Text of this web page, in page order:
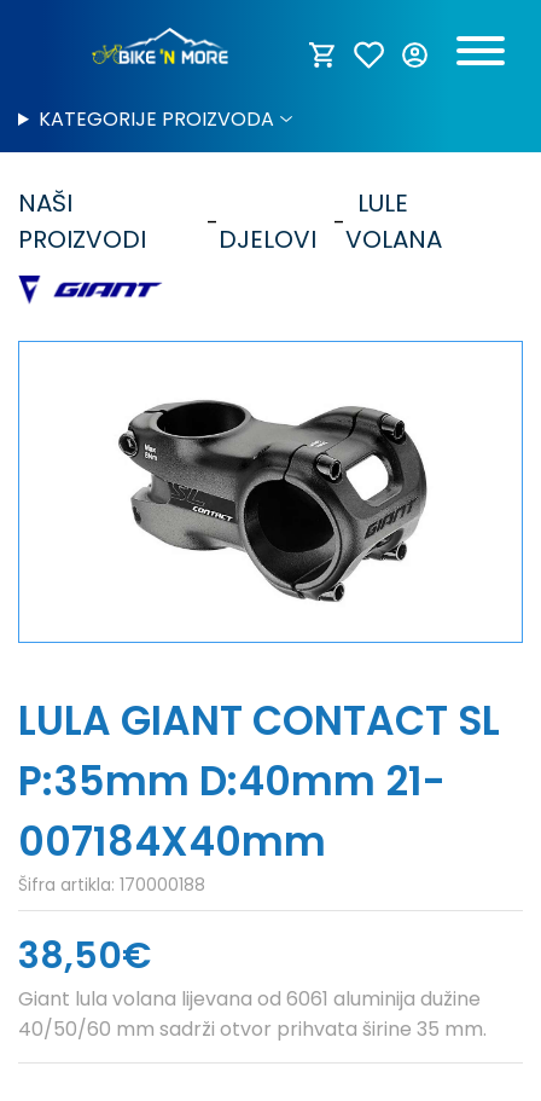
KATEGORIJE PROIZVODA
NAŠI
PROIZVODI
DJELOVI
LULE
VOLANA
LULA GIANT CONTACT SL
P:35mm D:40mm 21-
007184X40mm
Šifra artikla: 170000188
38,50€
Giant lula volana lijevana od 6061 aluminija dužine
40/50/60 mm sadrži otvor prihvata širine 35 mm.